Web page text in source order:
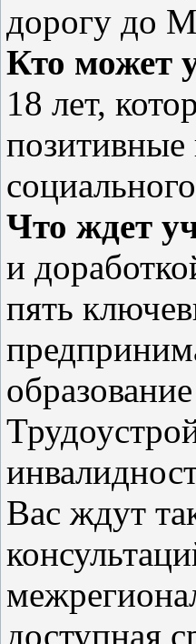
дорогу до
Кто может
18 лет,
позитивные
Что ждет
и
пять
образование
Вас ждут
доступная